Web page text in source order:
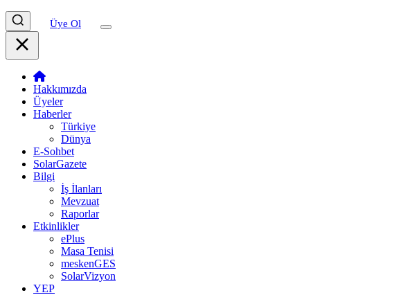
Üye Ol
Hakkımızda
Üyeler
Haberler
Türkiye
Dünya
E-Sohbet
SolarGazete
Bilgi
İş İlanları
Mevzuat
Raporlar
Etkinlikler
ePlus
Masa Tenisi
meskenGES
SolarVizyon
YEP